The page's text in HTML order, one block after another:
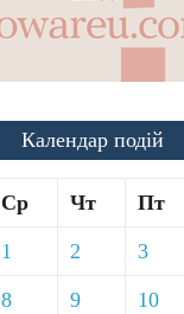
Календар подій
Ср Чт Пт
1 2 3
8 9 10